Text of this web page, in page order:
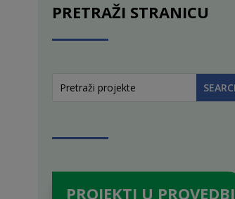
PRETRAŽI STRANICU
PROJEKTI U PROVEDBI